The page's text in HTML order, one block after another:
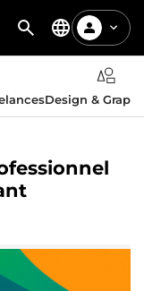
Design &